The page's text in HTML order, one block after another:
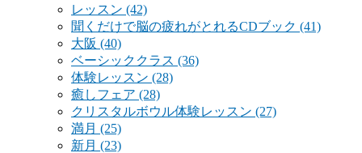
レッスン (42)
聞くだけで脳の疲れがとれるCDブック (41)
大阪 (40)
ベーシッククラス (36)
体験レッスン (28)
癒しフェア (28)
クリスタルボウル体験レッスン (27)
満月 (25)
新月 (23)